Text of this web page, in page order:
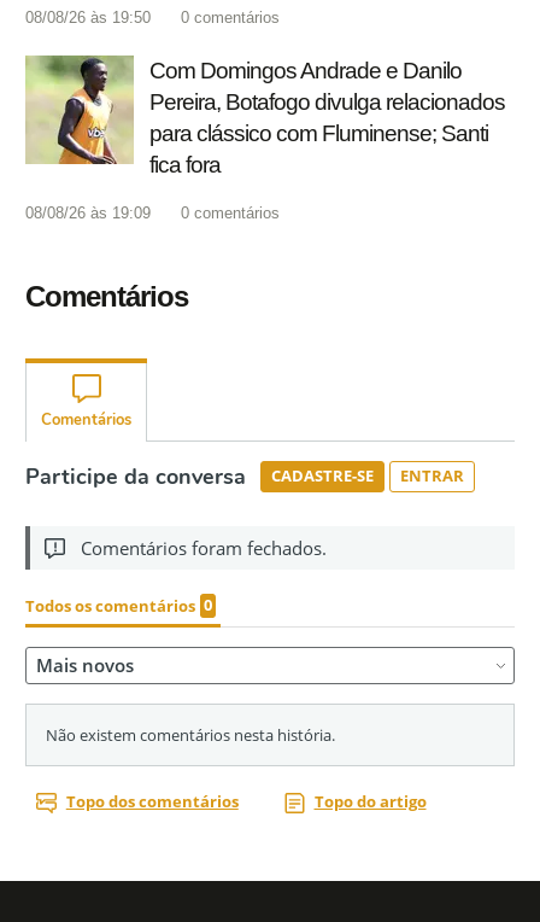
08/08/26 às 19:50 0 comentários
Com Domingos Andrade e Danilo
Pereira, Botafogo divulga relacionados
para clássico com Fluminense; Santi
fica fora
08/08/26 às 19:09 0 comentários
Comentários